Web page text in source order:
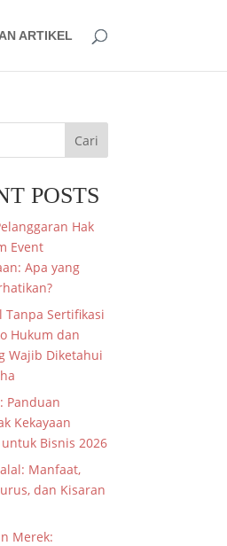
ARTIKEL
Cari
POSTS
Hak
Event
Apa yang
Tanpa Sertifikasi
Hukum dan
Wajib Diketahui
Panduan
Kekayaan
Bisnis 2026
Manfaat,
dan Kisaran
Merek: